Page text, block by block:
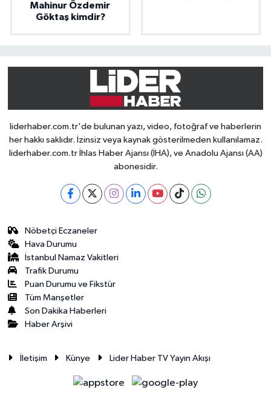
Mahinur Özdemir
Göktaş kimdir?
liderhaber.com.tr'de bulunan yazı, video, fotoğraf ve haberlerin
her hakkı saklıdır. İzinsiz veya kaynak gösterilmeden kullanılamaz.
liderhaber.com.tr İhlas Haber Ajansı (İHA), ve Anadolu Ajansı (AA)
abonesidir.
Nöbetçi Eczaneler
Hava Durumu
İstanbul Namaz Vakitleri
Trafik Durumu
Puan Durumu ve Fikstür
Tüm Manşetler
Son Dakika Haberleri
Haber Arşivi
İletişim Künye Lider Haber TV Yayın Akışı